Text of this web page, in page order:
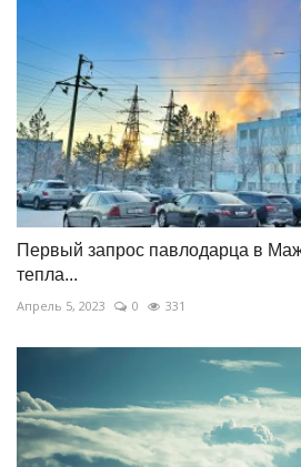
Первый запрос павлодарца в
тепла...
Апрель 5, 2023 0 331